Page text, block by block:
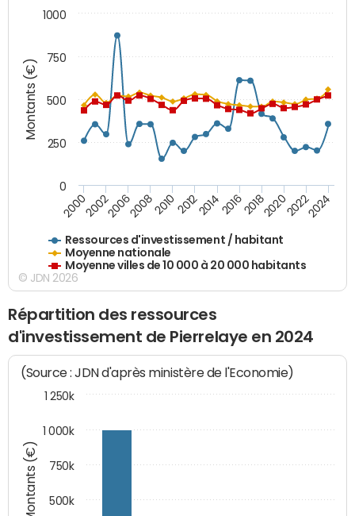
Montants (€)
Ressources d'investissement / habitant
Moyenne nationale
Moyenne villes de 10 000 à 20 000 habitants
200020022006200820102012201420162018202020222024
0
250
500
750
1000
© JDN 2026
Répartition des ressources
d'investissement de Pierrelaye en 2024
Montants (€)
(Source : JDN d'après ministère de l'Economie)
500k
750k
1 000k
1 250k